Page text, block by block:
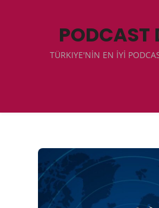
PODCAST
TÜRKIYE'NİN EN İYİ